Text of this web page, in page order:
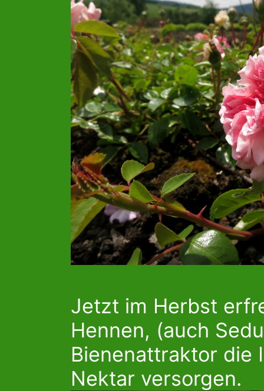
Jetzt im Herbst
Hennen, (auch
Bienenattraktor die
Nektar versorgen.